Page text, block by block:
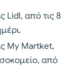
Lidl, από τις 8
My Martket,
από